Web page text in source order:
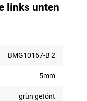
links unten
BMG10167-B 2
5mm
grün getönt